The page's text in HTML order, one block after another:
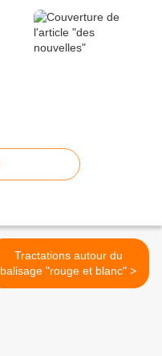
Tractations autour du
balisage "rouge et blanc" >